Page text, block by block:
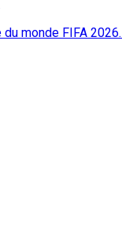
monde FIFA